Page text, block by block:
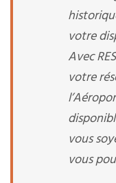
votre
Avec
votre
vous
vous